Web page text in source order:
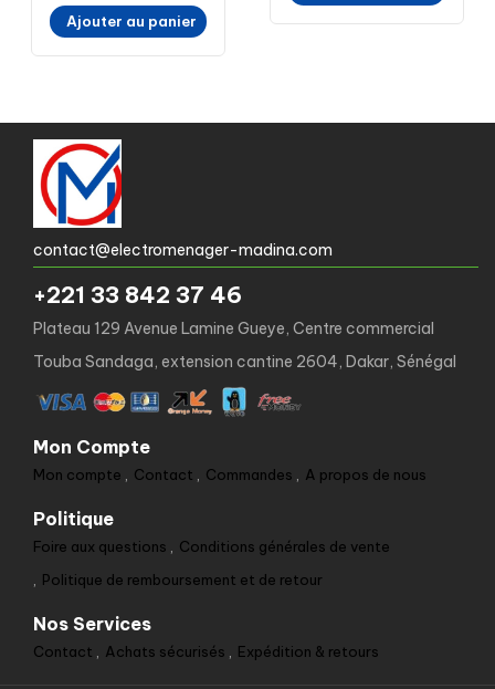
Ajouter au panier
contact@electromenager-madina.com
+221 33 842 37 46
Plateau 129 Avenue Lamine Gueye, Centre commercial
Touba Sandaga, extension cantine 2604, Dakar, Sénégal
Mon Compte
Mon compte Contact Commandes A propos de nous
Politique
Foire aux questions
Conditions générales de vente
Politique de remboursement et de retour
Nos Services
Contact Achats sécurisés Expédition & retours